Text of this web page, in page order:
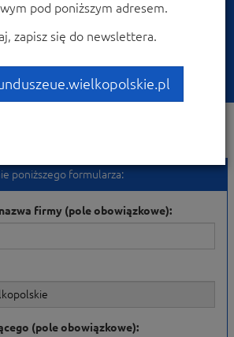
do Rzecznika
Europejskich
poniższego formularza:
firmy (pole obowiązkowe):
(pole obowiązkowe):
pod poniższym adresem.
zapisz się do newslettera.